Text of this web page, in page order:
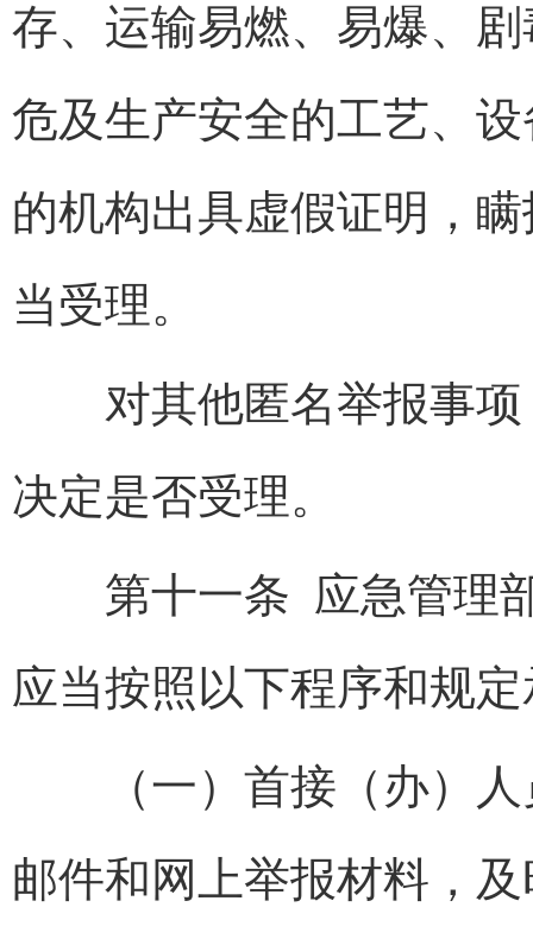
存、运输易燃、易爆、
危及生产安全的工艺、
的机构出具虚假证明，
当受理。
对其他匿名举报事项
决定是否受理。
第十一条 应急管理部
应当按照以下程序和规
（一）首接（办）人
邮件和网上举报材料，